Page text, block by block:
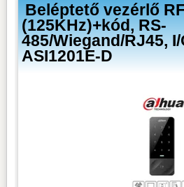
Beléptető vezérlő
(125KHz)+kód, RS-
485/Wiegand/RJ45,
ASI1201E-D